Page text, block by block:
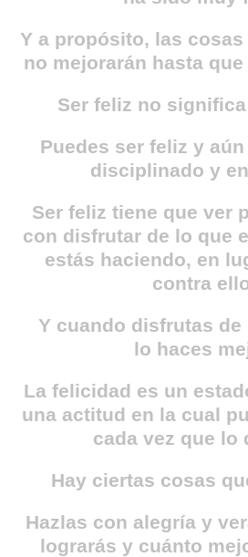
Y a propósito, las
no mejorarán hasta
Ser feliz no
Puedes ser feliz y
disciplinado y
Ser feliz tiene que ver
con disfrutar de lo que
estás haciendo, en
contra
Y cuando disfrutas de
lo haces
La felicidad es un
una actitud en la cual
cada vez que lo
Hay ciertas cosas
Hazlas con alegría y
lograrás y cuánto